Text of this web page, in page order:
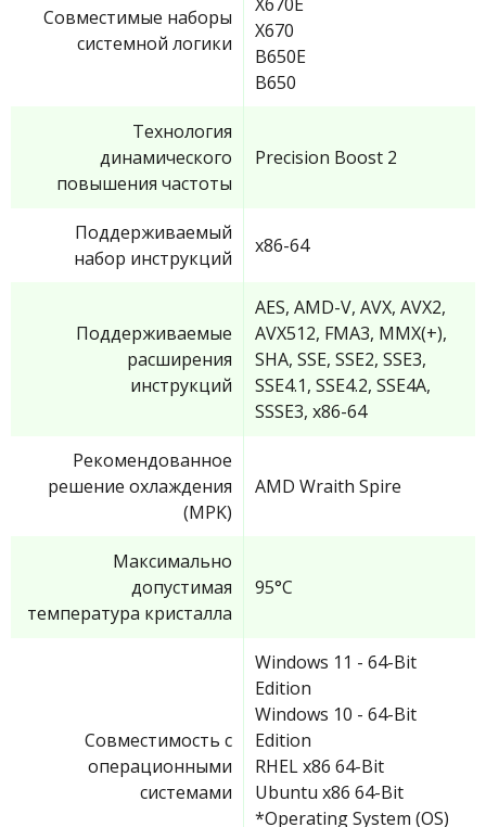
Совместимые наборы
системной логики
X670
B650E
B650
Технология
динамического
повышения частоты
Precision Boost 2
Поддерживаемый
набор инструкций
x86-64
Поддерживаемые
расширения
инструкций
AES, AMD-V, AVX, AVX2,
AVX512, FMA3, MMX(+),
SHA, SSE, SSE2, SSE3,
SSE4.1, SSE4.2, SSE4A,
SSSE3, x86-64
Рекомендованное
решение охлаждения
(MPK)
AMD Wraith Spire
Максимально
допустимая
температура кристалла
95°C
Совместимость с
операционными
системами
Windows 11 - 64-Bit
Edition
Windows 10 - 64-Bit
Edition
RHEL x86 64-Bit
Ubuntu x86 64-Bit
*Operating System (OS)